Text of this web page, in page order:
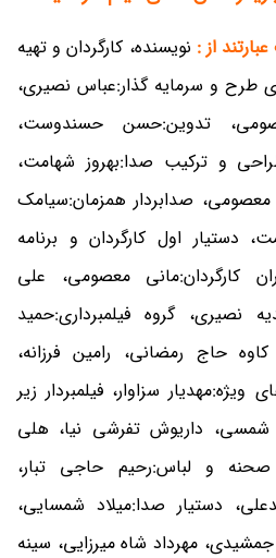
از : نویسنده، کارگردان و تهیه
طرح و سرمایه گذار:عباس نصیری،
تدوین:حسن حسندوست،
طراحی و ترکیب صدا:بهروز شهامت،
صدابردار همزمان:سیامک
دستیار اول کارگردان و برنامه
کارگردان:مانی معصومی، علی
گروه فیلمبرداری:حمید
حاج رمضانی، رامین فرزانه،
سزاوار، فیلمبردار زیر
شمسی، داریوش تفرشی نیا، هلی
صحنه و لباس:رحیم حاجی تبار،
دستیار صدا:میلاد شمسایی،
مهرداد شاه میرزایی، سینه